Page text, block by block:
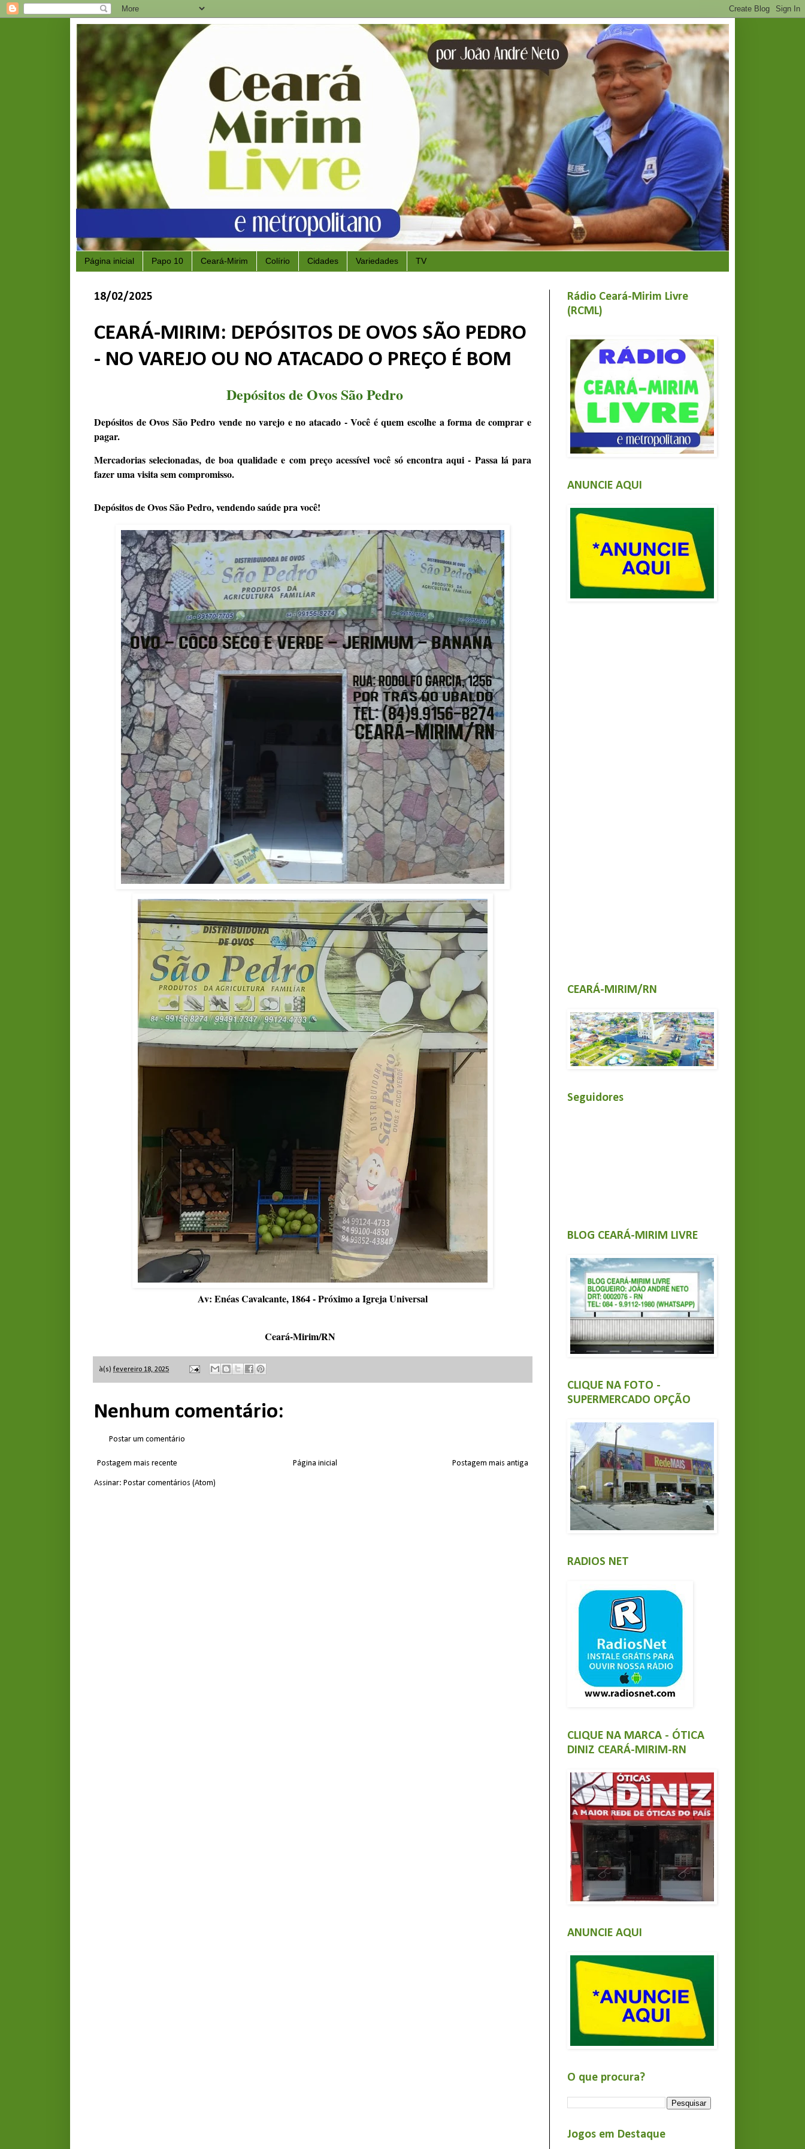
Página inicial Papo 10 Ceará-Mirim Colírio Cidades Variedades TV
18/02/2025
CEARÁ-MIRIM: DEPÓSITOS DE OVOS SÃO PEDRO
- NO VAREJO OU NO ATACADO O PREÇO É BOM
Depósitos de Ovos São Pedro
Depósitos de Ovos São Pedro vende no varejo e no atacado - Você é quem escolhe a forma de comprar e
pagar.
Mercadorias selecionadas, de boa qualidade e com preço acessível você só encontra aqui - Passa lá para
fazer uma visita sem compromisso.
Depósitos de Ovos São Pedro, vendendo saúde pra você!
Av: Enéas Cavalcante, 1864 - Próximo a Igreja Universal
Ceará-Mirim/RN
à(s) fevereiro 18, 2025
Nenhum comentário:
Postar um comentário
Postagem mais recente Postagem mais antiga
Página inicial
Assinar: Postar comentários (Atom)
Rádio Ceará-Mirim Livre
(RCML)
ANUNCIE AQUI
CEARÁ-MIRIM/RN
Seguidores
BLOG CEARÁ-MIRIM LIVRE
CLIQUE NA FOTO -
SUPERMERCADO OPÇÃO
RADIOS NET
CLIQUE NA MARCA - ÓTICA
DINIZ CEARÁ-MIRIM-RN
ANUNCIE AQUI
O que procura?
Jogos em Destaque